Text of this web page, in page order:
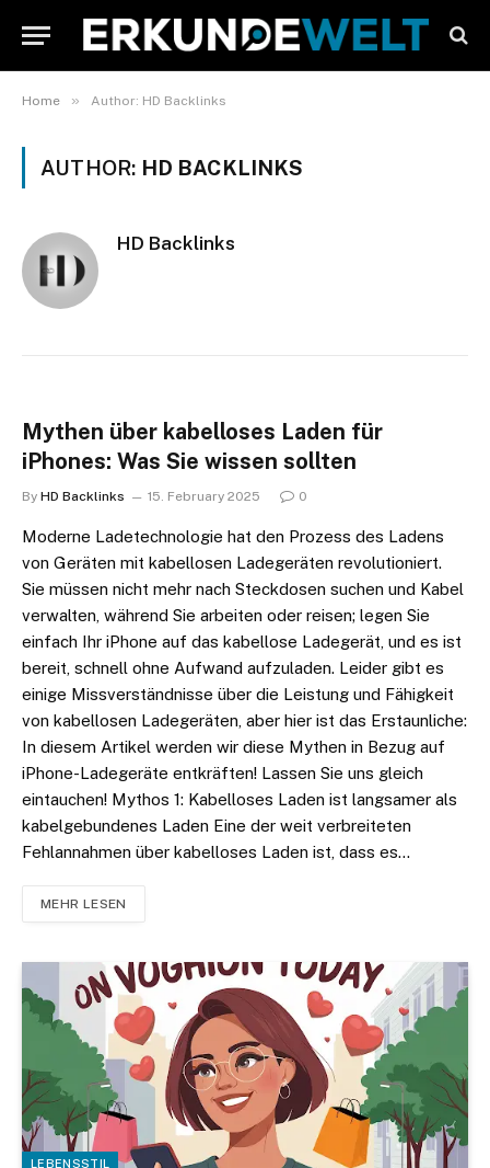
Home » Author: HD Backlinks
AUTHOR: HD BACKLINKS
HD Backlinks
Mythen über kabelloses Laden für
iPhones: Was Sie wissen sollten
By HD Backlinks 15. February 2025 0
Moderne Ladetechnologie hat den Prozess des Ladens
von Geräten mit kabellosen Ladegeräten revolutioniert.
Sie müssen nicht mehr nach Steckdosen suchen und Kabel
verwalten, während Sie arbeiten oder reisen; legen Sie
einfach Ihr iPhone auf das kabellose Ladegerät, und es ist
bereit, schnell ohne Aufwand aufzuladen. Leider gibt es
einige Missverständnisse über die Leistung und Fähigkeit
von kabellosen Ladegeräten, aber hier ist das Erstaunliche:
In diesem Artikel werden wir diese Mythen in Bezug auf
iPhone-Ladegeräte entkräften! Lassen Sie uns gleich
eintauchen! Mythos 1: Kabelloses Laden ist langsamer als
kabelgebundenes Laden Eine der weit verbreiteten
Fehlannahmen über kabelloses Laden ist, dass es…
MEHR LESEN
LEBENSSTIL